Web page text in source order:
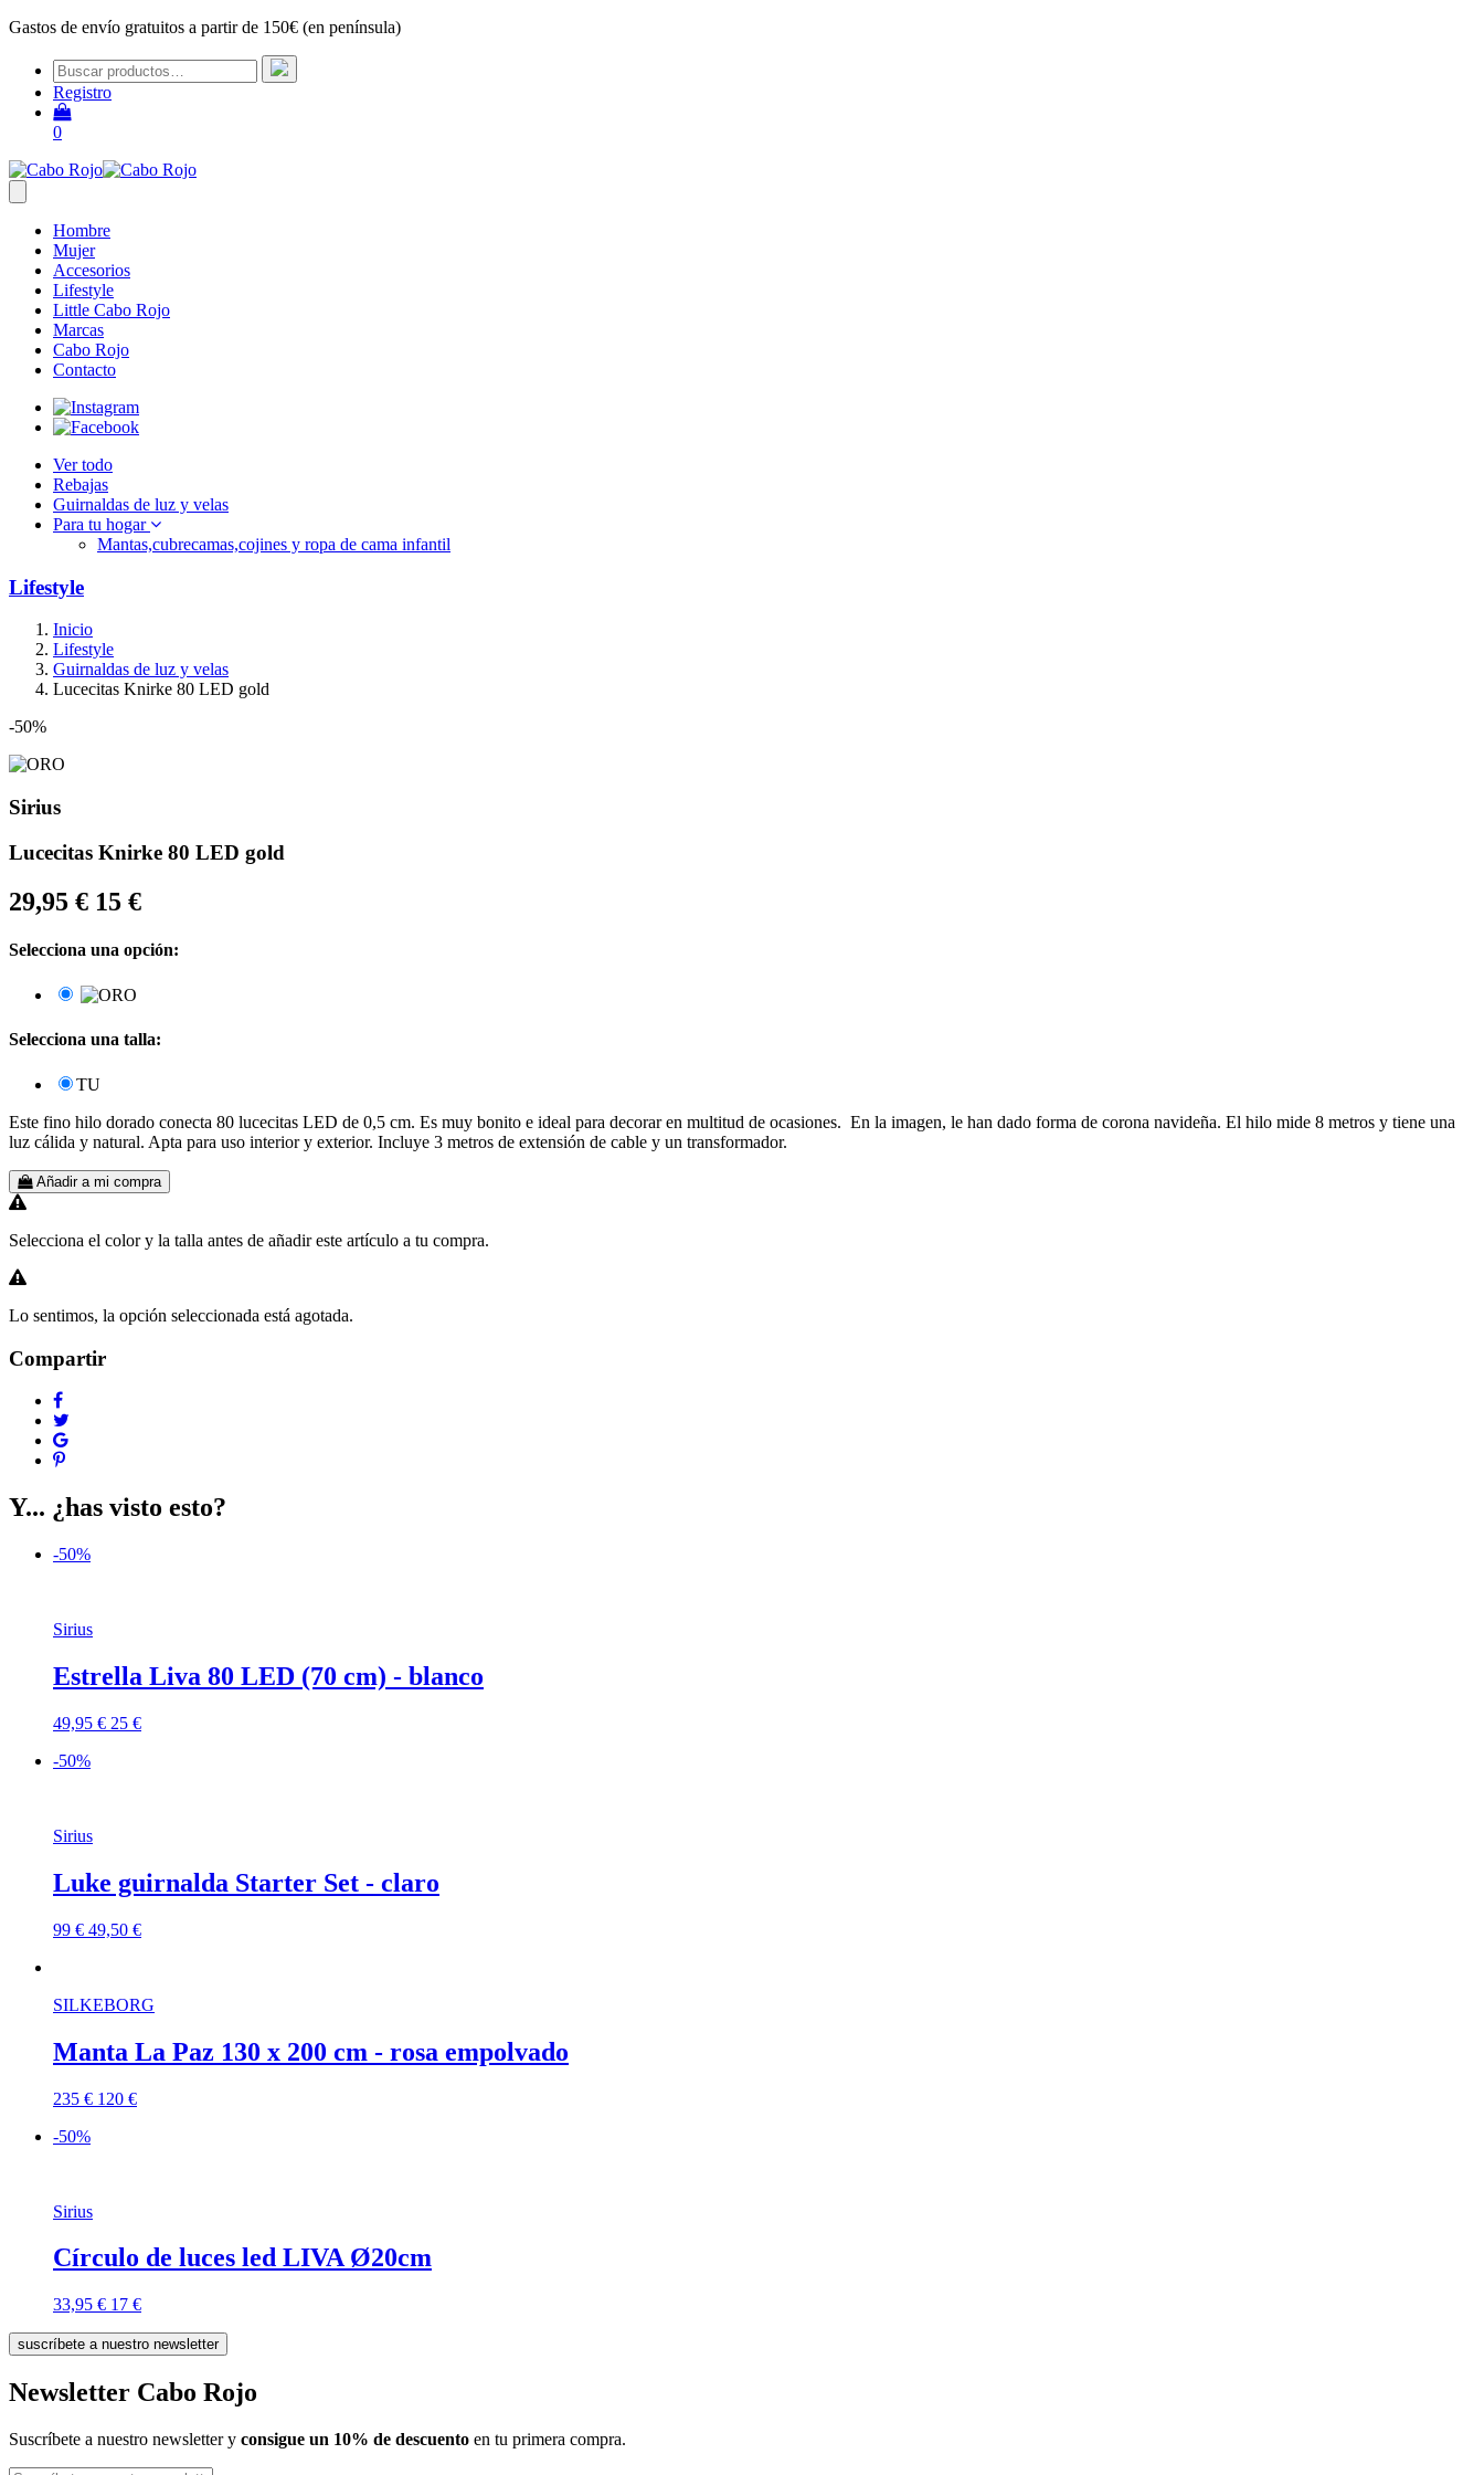
Gastos de envío gratuitos a partir de 150€ (en península)
Registro
0
Hombre
Mujer
Accesorios
Lifestyle
Little Cabo Rojo
Marcas
Cabo Rojo
Contacto
Ver todo
Rebajas
Guirnaldas de luz y velas
Para tu hogar
Mantas,cubrecamas,cojines y ropa de cama infantil
Lifestyle
Inicio
Lifestyle
Guirnaldas de luz y velas
Lucecitas Knirke 80 LED gold
-50%
Sirius
Lucecitas Knirke 80 LED gold
29,95 € 15 €
Selecciona una opción:
Selecciona una talla:
TU
Este fino hilo dorado conecta 80 lucecitas LED de 0,5 cm. Es muy bonito e ideal para decorar en multitud de ocasiones. En la imagen, le han dado forma de corona navideña. El hilo mide 8 metros y tiene una
luz cálida y natural. Apta para uso interior y exterior. Incluye 3 metros de extensión de cable y un transformador.
Añadir a mi compra
Selecciona el color y la talla antes de añadir este artículo a tu compra.
Lo sentimos, la opción seleccionada está agotada.
Compartir
Y... ¿has visto esto?
-50%
Sirius
Estrella Liva 80 LED (70 cm) - blanco
49,95 € 25 €
-50%
Sirius
Luke guirnalda Starter Set - claro
99 € 49,50 €
SILKEBORG
Manta La Paz 130 x 200 cm - rosa empolvado
235 € 120 €
-50%
Sirius
Círculo de luces led LIVA Ø20cm
33,95 € 17 €
suscríbete a nuestro newsletter
Newsletter Cabo Rojo
Suscríbete a nuestro newsletter y consigue un 10% de descuento en tu primera compra.